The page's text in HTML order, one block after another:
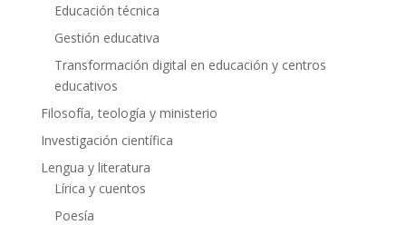
Educación técnica
Gestión educativa
Transformación digital en educación y centros
educativos
Filosofía, teología y ministerio
Investigación científica
Lengua y literatura
Lírica y cuentos
Poesía